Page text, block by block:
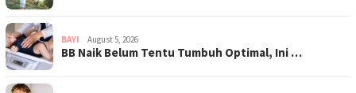
BAYI August 5, 2026
BB Naik Belum Tentu Tumbuh Optimal, Ini …